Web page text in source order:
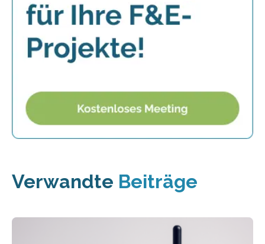
Verwandte Beiträge